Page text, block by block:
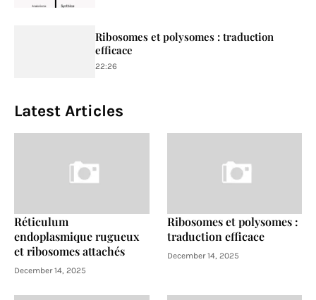
Ribosomes et polysomes : traduction
efficace
22:26
Latest Articles
Réticulum
endoplasmique rugueux
et ribosomes attachés
December 14, 2025
Ribosomes et polysomes :
traduction efficace
December 14, 2025